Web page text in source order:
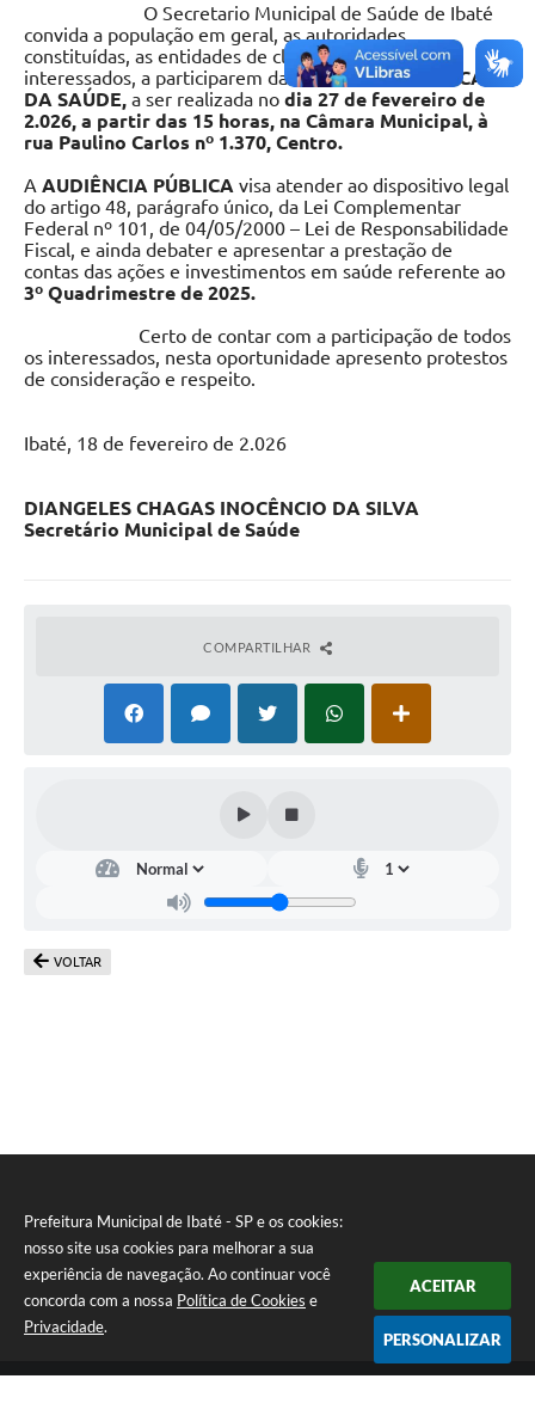
Prefeitura Municipal de Ibaté - SP e os cookies:
nosso site usa cookies para melhorar a sua
experiência de navegação. Ao continuar você
concorda com a nossa Política de Cookies e
Privacidade.
ACEITAR
PERSONALIZAR
O Secretario Municipal de Saúde de Ibaté
convida a população em geral, as autoridades
constituídas, as entidades de classes e os demais
interessados, a participarem da AUDIÊNCIA PÚBLICA
DA SAÚDE, a ser realizada no dia 27 de fevereiro de
2.026, a partir das 15 horas, na Câmara Municipal, à
rua Paulino Carlos nº 1.370, Centro.
A AUDIÊNCIA PÚBLICA visa atender ao dispositivo legal
do artigo 48, parágrafo único, da Lei Complementar
Federal nº 101, de 04/05/2000 – Lei de Responsabilidade
Fiscal, e ainda debater e apresentar a prestação de
contas das ações e investimentos em saúde referente ao
3º Quadrimestre de 2025.
Certo de contar com a participação de todos
os interessados, nesta oportunidade apresento protestos
de consideração e respeito.
Ibaté, 18 de fevereiro de 2.026
DIANGELES CHAGAS INOCÊNCIO DA SILVA
Secretário Municipal de Saúde
COMPARTILHAR
VOLTAR